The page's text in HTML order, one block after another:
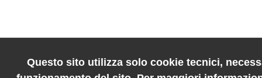
Questo sito utilizza solo cookie tecnici,